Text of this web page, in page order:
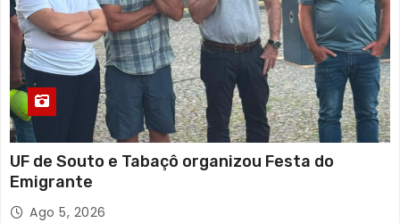
UF de Souto e Tabaçô organizou Festa do
Emigrante
Ago 5, 2026